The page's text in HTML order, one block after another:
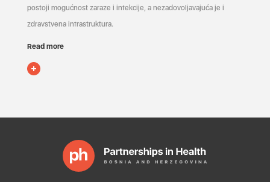
postoji mogućnost zaraze i infekcije, a nezadovoljavajuća je i
zdravstvena infrastruktura.
Read more